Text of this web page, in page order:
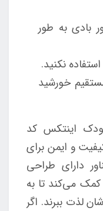
بادی به طور
نکنید.
خورشید
اینتکس کد
و ایمن برای
دارای طراحی
می‌کند تا به
لذت ببرند. اگر